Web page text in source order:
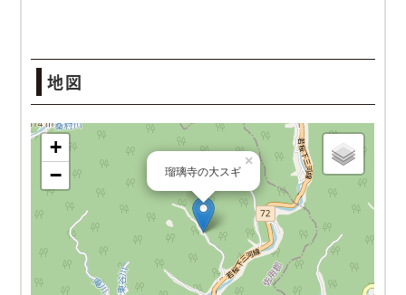
地図
瑠璃寺の大スギ